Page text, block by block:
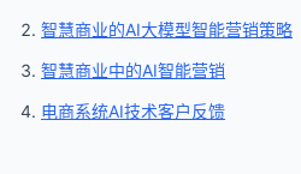
智慧商业的AI大模型智能营销策略
智慧商业中的AI智能营销
电商系统AI技术客户反馈